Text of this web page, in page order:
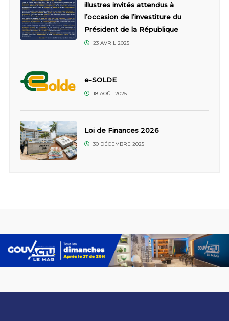
illustres invités attendus à
l’occasion de l’investiture du
Président de la République
23 AVRIL 2025
e-SOLDE
18 AOÛT 2025
Loi de Finances 2026
30 DÉCEMBRE 2025